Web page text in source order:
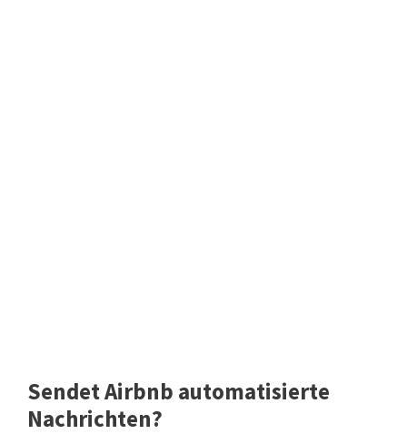
Sendet Airbnb automatisierte
Nachrichten?